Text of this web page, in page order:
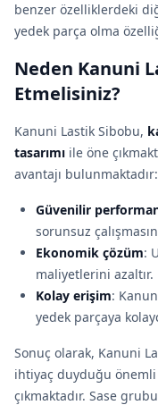
benzer özelliklerdeki
yedek parça olma
Neden Kanuni
Etmelisiniz?
Kanuni Lastik Sibobu,
tasarımı ile öne
avantajı bulunmaktadır:
Güvenilir
sorunsuz
Ekonomik çözüm:
maliyetlerini azaltır.
Kolay erişim:
yedek parçaya
Sonuç olarak, Kanuni
ihtiyaç duyduğu
çıkmaktadır. Sase